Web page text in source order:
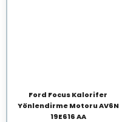
Ford Focus Kalorifer
Yönlendirme Motoru AV6N
19E616 AA